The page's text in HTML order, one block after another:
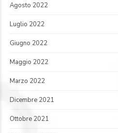
Agosto 2022
Luglio 2022
Giugno 2022
Maggio 2022
Marzo 2022
Dicembre 2021
Ottobre 2021